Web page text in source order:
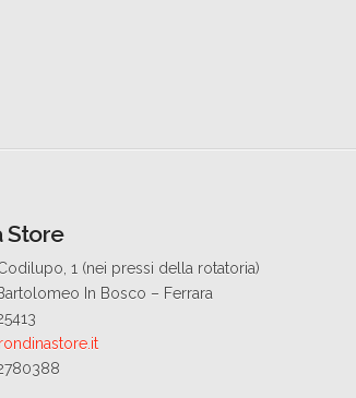
Store
1 (nei pressi della rotatoria)
In Bosco – Ferrara